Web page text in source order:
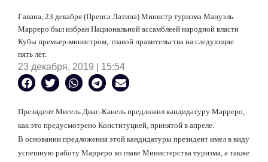
Гавана, 23 декабря (Пренса Латина) Министр туризма Мануэль
Марреро был избран Национальной ассамблеей народной власти
Кубы премьер-министром, главой правительства на следующие
пять лет.
23 декабря, 2019 | 15:54
Президент Мигель Диас-Канель предложил кандидатуру Марреро,
как это предусмотрено Конституцией, принятой в апреле.
В основании предложения этой кандидатуры президент имел в виду
успешную работу Марреро во главе Министерства туризма, а также